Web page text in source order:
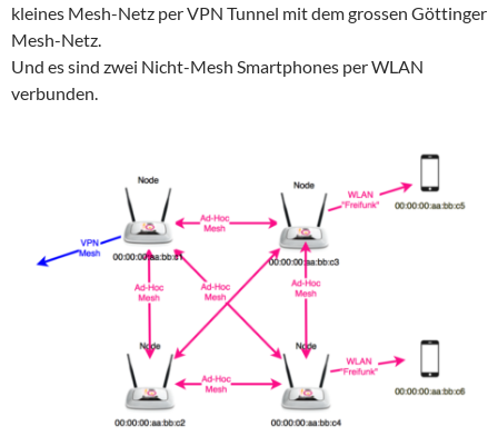
kleines Mesh-Netz per VPN Tunnel mit dem grossen Göttinger
Mesh-Netz.
Und es sind zwei Nicht-Mesh Smartphones per WLAN
verbunden.